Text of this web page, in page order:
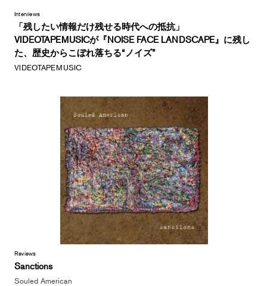
Interviews
「残したい情報だけ残せる時代への抵抗」
VIDEOTAPEMUSICが『NOISE FACE LANDSCAPE』に残し
た、歴史からこぼれ落ちる“ノイズ”
VIDEOTAPEMUSIC
Reviews
Sanctions
Souled American